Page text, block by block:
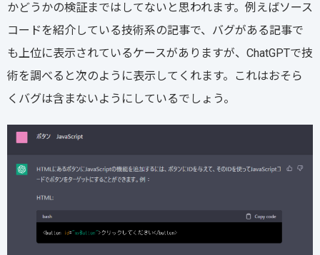
かどうかの検証まではしてないと思われます。例えばソース
コードを紹介している技術系の記事で、バグがある記事で
も上位に表示されているケースがありますが、ChatGPTで技
術を調べると次のように表示してくれます。これはおそら
くバグは含まないようにしているでしょう。